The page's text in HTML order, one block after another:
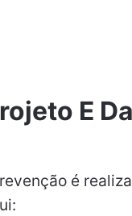
E Da
é